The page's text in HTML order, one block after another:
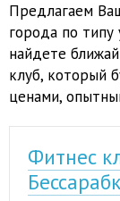
Предлагаем
города по типу
найдете
клуб, который
ценами,
Фитнес